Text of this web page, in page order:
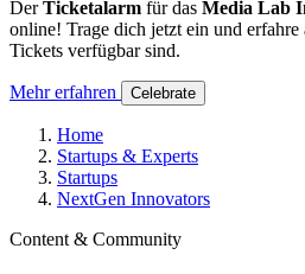
DerTicketalarm für das Media Lab
online! Trage dich jetzt ein und
Tickets verfügbar sind.
Mehr erfahren Celebrate
Home
Startups & Experts
Startups
NextGen Innovators
Content & Community